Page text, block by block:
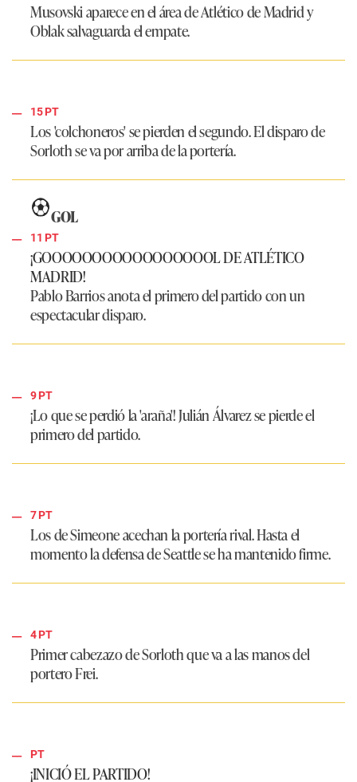
Musovski aparece en el área de Atlético de Madrid y
Oblak salvaguarda el empate.
15 PT
Los 'colchoneros' se pierden el segundo. El disparo de
Sorloth se va por arriba de la portería.
GOL
11 PT
¡GOOOOOOOOOOOOOOOOOL DE ATLÉTICO
MADRID!
Pablo Barrios anota el primero del partido con un
espectacular disparo.
9 PT
¡Lo que se perdió la 'araña'! Julián Álvarez se pierde el
primero del partido.
7 PT
Los de Simeone acechan la portería rival. Hasta el
momento la defensa de Seattle se ha mantenido firme.
4 PT
Primer cabezazo de Sorloth que va a las manos del
portero Frei.
PT
¡INICIÓ EL PARTIDO!